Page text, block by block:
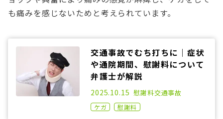
も痛みを感じないためと考えられています。
交通事故でむち打ちに｜症状
や通院期間、慰謝料について
弁護士が解説
2020.10.21
2025.10.15 慰謝料交通事故
ケガ 慰謝料